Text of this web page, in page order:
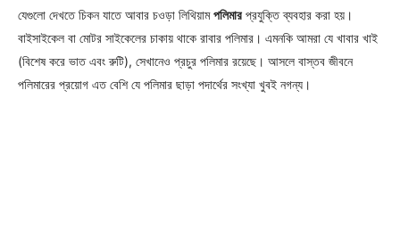
যেগুলো দেখতে চিকন যাতে আবার চওড়া লিথিয়ামপলিমার প্রযুক্তি ব্যবহার করা হয়।
বাইসাইকেল বা মোটর সাইকেলের চাকায় থাকে রাবার পলিমার। এমনকি আমরা যে খাবার খাই
(বিশেষ করে ভাত এবং রুটি), সেখানেও প্রচুর পলিমার রয়েছে। আসলে বাস্তব জীবনে
পলিমারের প্রয়োগ এত বেশি যে পলিমার ছাড়া পদার্থের সংখ্যা খুবই নগন্য।